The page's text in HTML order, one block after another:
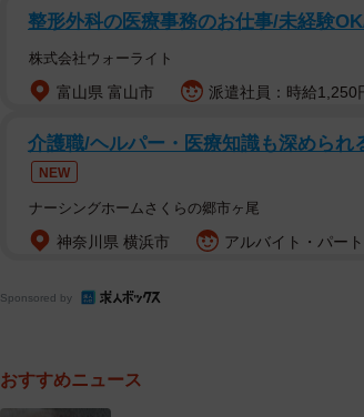
「動物病院でたまたま知り合った男の子
お話を聞くと手術は受けたがお家がなくお
ブーちゃん」
愛知県一宮市内で保護猫活動に取り組むボラ
（@hinatabocco_k）が、動物病院で出会っ
感激する人たちから、たくさんのコメントが
に生きてほしい」
整形外科の医療事務のお仕事/未経験
株式会社ウォーライト
富山県 富山市 派遣社員：時給1,250
介護職/ヘルパー・医療知識も深めら
NEW
ナーシングホームさくらの郷市ヶ尾
神奈川県 横浜市 アルバイト・パー
Sponsored by
おすすめニュース